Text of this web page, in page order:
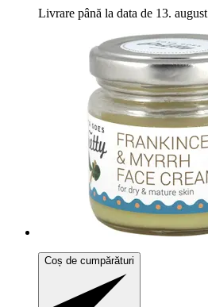
Livrare până la data de 13. august
Coș de cumpărături